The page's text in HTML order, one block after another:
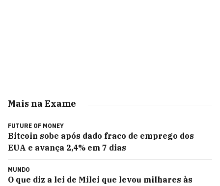
Mais na Exame
FUTURE OF MONEY
Bitcoin sobe após dado fraco de emprego dos
EUA e avança 2,4% em 7 dias
MUNDO
O que diz a lei de Milei que levou milhares às